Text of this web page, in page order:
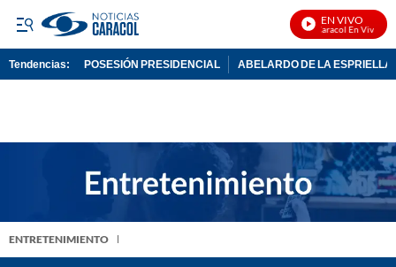
EN VIVO
Noticias Caracol En Vivo
Tendencias: POSESIÓN PRESIDENCIAL ABELARDO DE LA ESPRIELLA
ENTRETENIMIENTO